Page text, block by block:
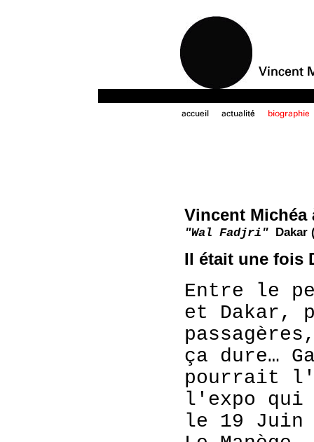
Vincent Michéa
"Wal Fadjri" Dakar
Il était une fois
Entre le
et Dakar,
ça dure…
pourrait
l'expo qui
le 19